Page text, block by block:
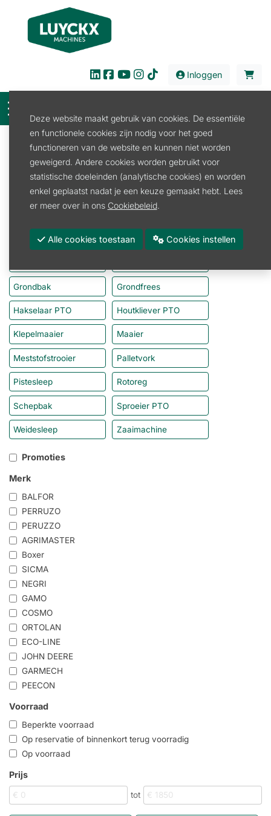
Inloggen
Filter
Verkoop Land en Tuinbouw
Werktuig
Balenvork Bodemvlakker
Grondbak Grondfrees
Hakselaar PTO Houtkliever PTO
Klepelmaaier Maaier
Meststofstrooier Palletvork
Pistesleep Rotoreg
Schepbak Sproeier PTO
Weidesleep Zaaimachine
Promoties
Merk
BALFOR
PERRUZO
PERUZZO
AGRIMASTER
Boxer
SICMA
NEGRI
GAMO
COSMO
ORTOLAN
ECO-LINE
JOHN DEERE
GARMECH
PEECON
Voorraad
Beperkte voorraad
Op reservatie of binnenkort terug voorradig
Op voorraad
Prijs
tot
Deze website maakt gebruik van cookies. De essentiële
en functionele cookies zijn nodig voor het goed
functioneren van de website en kunnen niet worden
geweigerd. Andere cookies worden gebruikt voor
statistische doeleinden (analytische cookies) en worden
enkel geplaatst nadat je een keuze gemaakt hebt. Lees
er meer over in ons Cookiebeleid.
Alle cookies toestaan Cookies instellen